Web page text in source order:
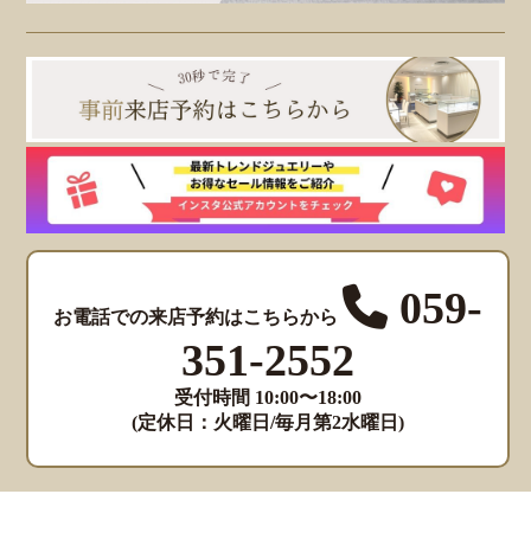
お電話での来店予約はこちらから
059-
351-2552
受付時間 10:00〜18:00
(定休日：火曜日/毎月第2水曜日)